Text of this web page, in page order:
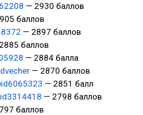
— 2930 баллов
баллов
— 2897 баллов
баллов
— 2884 балла
— 2870 баллов
— 2851 балл
— 2798 баллов
баллов